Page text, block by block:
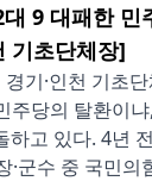
9 대패한 민
기초단체장]
기·인천 기초단
주당의 탈환이
하고 있다. 4년
·군수 중 국민의